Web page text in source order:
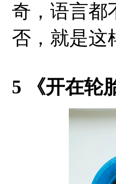
奇，语言都
否，就是这
5 《开在